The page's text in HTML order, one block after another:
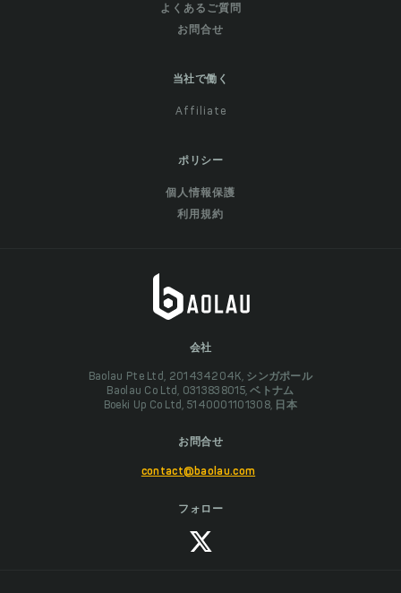
よくあるご質問
お問合せ
当社で働く
Affiliate
ポリシー
個人情報保護
利用規約
会社
Baolau Pte Ltd, 201434204K, シンガポール
Baolau Co Ltd, 0313838015, ベトナム
Boeki Up Co Ltd, 5140001101308, 日本
お問合せ
contact@baolau.com
フォロー